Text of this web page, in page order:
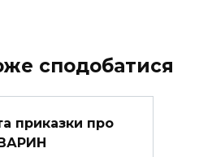
сподобатися
приказки про